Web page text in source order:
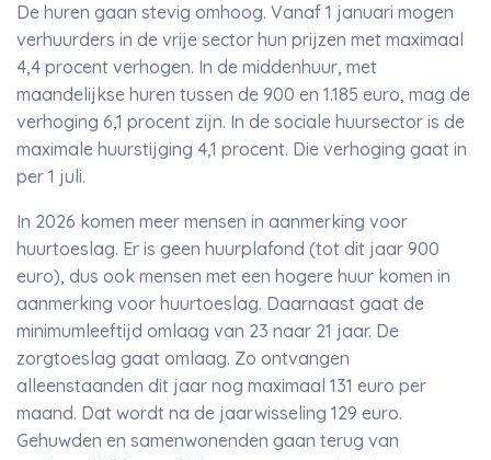
De huren gaan stevig omhoog. Vanaf 1 januari mogen
verhuurders in de vrije sector hun prijzen met maximaal
4,4 procent verhogen. In de middenhuur, met
maandelijkse huren tussen de 900 en 1.185 euro, mag de
verhoging 6,1 procent zijn. In de sociale huursector is de
maximale huurstijging 4,1 procent. Die verhoging gaat in
per 1 juli.
In 2026 komen meer mensen in aanmerking voor
huurtoeslag. Er is geen huurplafond (tot dit jaar 900
euro), dus ook mensen met een hogere huur komen in
aanmerking voor huurtoeslag. Daarnaast gaat de
minimumleeftijd omlaag van 23 naar 21 jaar. De
zorgtoeslag gaat omlaag. Zo ontvangen
alleenstaanden dit jaar nog maximaal 131 euro per
maand. Dat wordt na de jaarwisseling 129 euro.
Gehuwden en samenwonenden gaan terug van